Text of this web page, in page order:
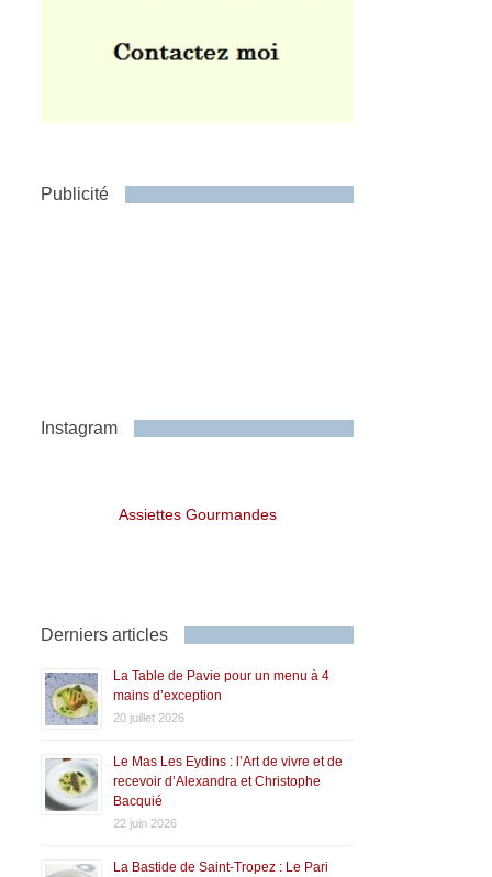
Publicité
Instagram
Assiettes Gourmandes
Derniers articles
La Table de Pavie pour un menu à 4
mains d’exception
20 juillet 2026
Le Mas Les Eydins : l’Art de vivre et de
recevoir d’Alexandra et Christophe
Bacquié
22 juin 2026
La Bastide de Saint-Tropez : Le Pari